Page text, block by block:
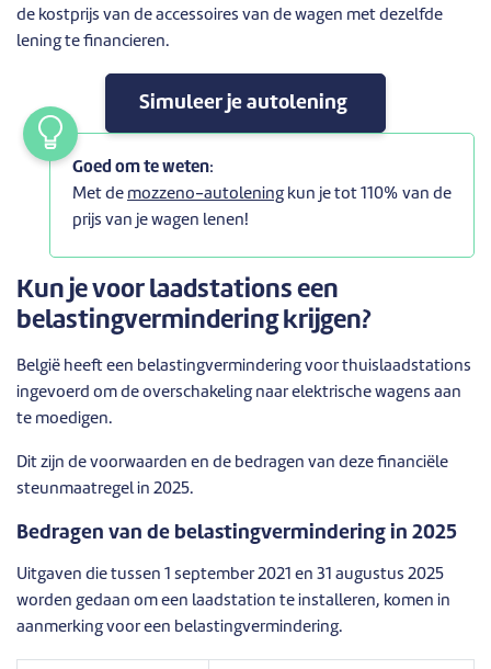
de kostprijs van de accessoires van de wagen met dezelfde
lening te financieren.
Simuleer je autolening
Goed om te weten:
Met de mozzeno-autoleningkun je tot 110% van de
prijs van je wagen lenen!
Kun je voor laadstations een
belastingvermindering krijgen?
België heeft een belastingvermindering voor thuislaadstations
ingevoerd om de overschakeling naar elektrische wagens aan
te moedigen.
Dit zijn de voorwaarden en de bedragen van deze financiële
steunmaatregel in 2025.
Bedragen van de belastingvermindering in 2025
Uitgaven die tussen 1 september 2021 en 31 augustus 2025
worden gedaan om een laadstation te installeren, komen in
aanmerking voor een belastingvermindering.